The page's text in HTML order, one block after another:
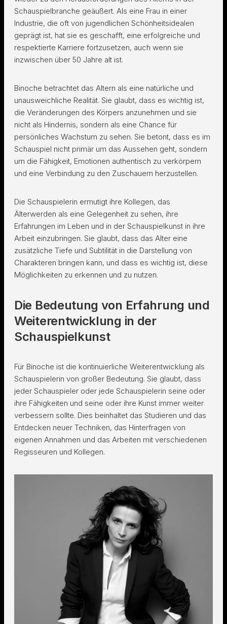
Schauspielbranche geäußert. Als eine Frau in einer
Industrie, die oft von jugendlichen Schönheitsidealen
geprägt ist, hat sie es geschafft, eine erfolgreiche und
respektierte Karriere fortzusetzen, auch wenn sie
inzwischen über 50 Jahre alt ist.
Binoche betrachtet das Altern als eine natürliche und
unausweichliche Realität. Sie glaubt, dass es wichtig ist,
die Veränderungen des Körpers anzunehmen und sie
nicht als Hindernis, sondern als eine Chance für
persönliches Wachstum zu sehen. Sie betont, dass es im
Schauspiel nicht primär um das Aussehen geht, sondern
um die Fähigkeit, Emotionen authentisch zu verkörpern
und eine Verbindung zu den Zuschauern herzustellen.
Die Schauspielerin ermutigt ihre Kollegen, das
Älterwerden als eine Gelegenheit zu sehen, ihre
Erfahrungen im Leben und in der Schauspielkunst in ihre
Arbeit einzubringen. Sie glaubt, dass das Alter eine
zusätzliche Tiefe und Subtilität in die Darstellung von
Charakteren bringen kann, und dass es wichtig ist, diese
Möglichkeiten zu erkennen und zu nutzen.
Die Bedeutung von Erfahrung und
Weiterentwicklung in der
Schauspielkunst
Für Binoche ist die kontinuierliche Weiterentwicklung als
Schauspielerin von großer Bedeutung. Sie glaubt, dass
jeder Schauspieler oder jede Schauspielerin seine oder
ihre Fähigkeiten und seine oder ihre Kunst immer weiter
verbessern sollte. Dies beinhaltet das Studieren und das
Entdecken neuer Techniken, das Hinterfragen von
eigenen Annahmen und das Arbeiten mit verschiedenen
Regisseuren und Kollegen.